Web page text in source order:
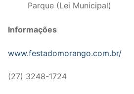
Parque (Lei Municipal)
Informações
www.festadomorango.com.br/
(27) 3248-1724